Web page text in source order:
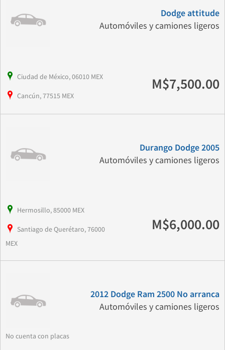
Dodge attitude
Automóviles y camiones ligeros
Ciudad de México, 06010 MEX
Cancún, 77515 MEX
M$7,500.00
Durango Dodge 2005
Automóviles y camiones ligeros
Hermosillo, 85000 MEX
Santiago de Querétaro, 76000
MEX
M$6,000.00
2012 Dodge Ram 2500 No arranca
Automóviles y camiones ligeros
No cuenta con placas